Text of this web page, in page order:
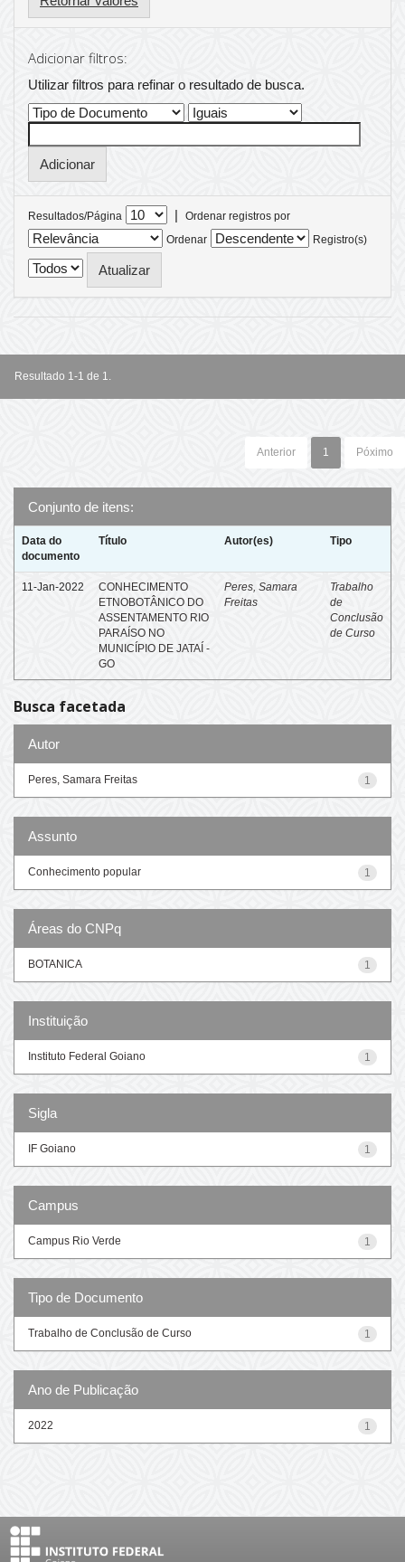
Adicionar filtros:
Utilizar filtros para refinar o resultado de busca.
Resultados/Página |
Ordenar registros por
Ordenar
Registro(s)
Resultado 1-1 de 1.
Anterior 1 Póximo
Conjunto de itens:
Data do
documento
Título Autor(es) Tipo
11-Jan-2022
CONHECIMENTO
ETNOBOTÂNICO DO
ASSENTAMENTO RIO
PARAÍSO NO
MUNICÍPIO DE JATAÍ -
GO
Peres, Samara
Freitas
Trabalho
de
Conclusão
de Curso
Busca facetada
Autor
1
Peres, Samara Freitas
Assunto
1
Conhecimento popular
Áreas do CNPq
1
BOTANICA
Instituição
1
Instituto Federal Goiano
Sigla
1
IF Goiano
Campus
1
Campus Rio Verde
Tipo de Documento
1
Trabalho de Conclusão de Curso
Ano de Publicação
1
2022